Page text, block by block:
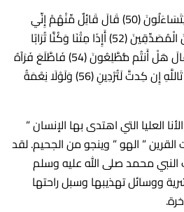
فَأَقْبَلَ بَعْضُهُمْ عَلَىٰ بَعْضٍ يَتَسَاءَلُونَ (50) قَالَ قَائِلٌ مِّنْهُمْ إِنِّي
كَانَ لِي قَرِينٌ َقُولُ أَإِنَّكَ لَمِنَ الْمُصَدِّقِينَ (52) أَإِذَا مِتْنَا وَكُنَّا تُرَابًا
وَعِظَامًا أَإِنَّا لَمَدِينُونَ (53) قَالَ هَلْ أَنتُم مُّطَّلِعُونَ (54) فَاطَّلَعَ فَرَآهُ
فِي سَوَاءِ الْجَحِيمِ (55) قَالَ تَاللَّهِ إِن كِدتَّ لَتُرْدِينِ (56) وَلَوْلَا نِعْمَةُ
العليا التي اهتدى بها الإنسان ”
” الهو ” وينجو من الجحيم. لقد
النبي محمد صلى الله عليه وسلم
ووسائل تهذيبها وسبل راحتها